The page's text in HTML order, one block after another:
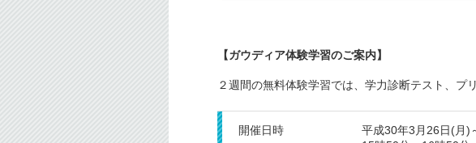
【ガウディア体験学習のご案内】
２週間の無料体験学習では、学力診断テスト、プ
開催日時
平成30年3月26日(月)